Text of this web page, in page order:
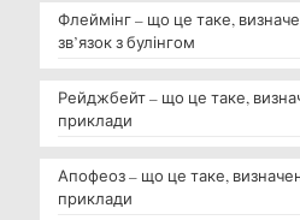
Флеймінг – що це таке,
зв’язок з булінгом
Рейджбейт – що це таке,
приклади
Апофеоз – що це таке,
приклади